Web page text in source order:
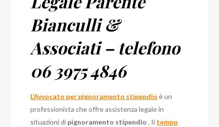
Bianculli &
Associati – telefono
06 3975 4846
L’Avvocato per pignoramento stipendio è un
professionista che offre assistenza legale in
situazioni di pignoramento stipendio . Il tempo